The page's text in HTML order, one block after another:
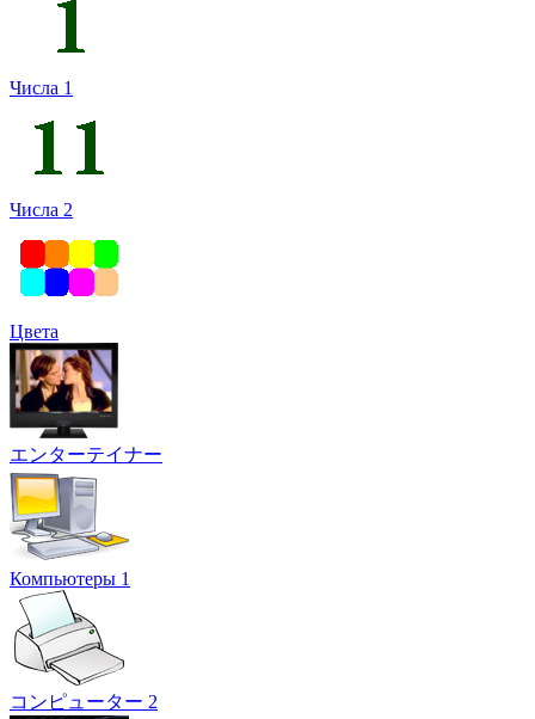
Числа 1
Числа 2
Цвета
エンターテイナー
Компьютеры 1
コンピューター 2